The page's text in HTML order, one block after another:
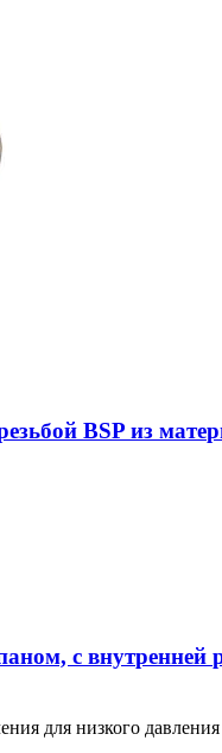
BSP из
с внутренней
для низкого давления